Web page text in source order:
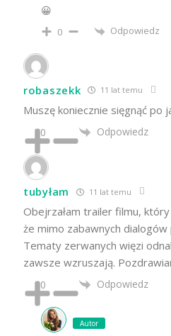
😀
0 Odpowiedz
robaszekk 11 lat temu
Muszę koniecznie sięgnąć po
0 Odpowiedz
tubyłam 11 lat temu
Obejrzałam trailer filmu,
że mimo zabawnych dialogów
Tematy zerwanych więzi
zawsze wzruszają.
0 Odpowiedz
Autor